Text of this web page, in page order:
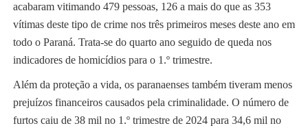
acabaram vitimando 479 pessoas, 126 a mais do que as 353
vítimas deste tipo de crime nos três primeiros meses deste ano em
todo o Paraná. Trata-se do quarto ano seguido de queda nos
indicadores de homicídios para o 1.º trimestre.
Além da proteção a vida, os paranaenses também tiveram menos
prejuízos financeiros causados pela criminalidade. O número de
furtos caiu de 38 mil no 1.º trimestre de 2024 para 34,6 mil no